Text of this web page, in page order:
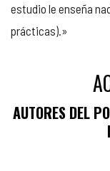
estudio le enseña
prácticas).»
AUTORES DEL